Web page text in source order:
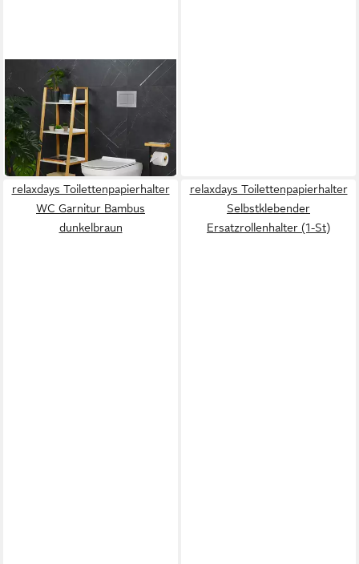
RELAXDAYS
Toilettenpapierhalter mit
Ablage
21,99 € UVP
-45%
in 2-3 Werktagen bei dir
relaxdays Toilettenpapierhalter
WC Garnitur Bambus
dunkelbraun
relaxdays Toilettenpapierhalter
Selbstklebender
Ersatzrollenhalter (1-St)